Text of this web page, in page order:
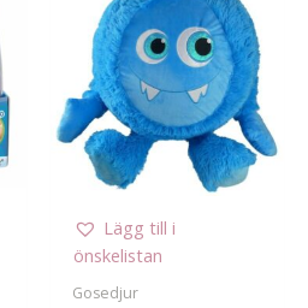
Lägg till i
önskelistan
Gosedjur